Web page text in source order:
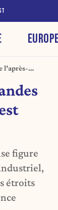
l’après-
figure
étroits